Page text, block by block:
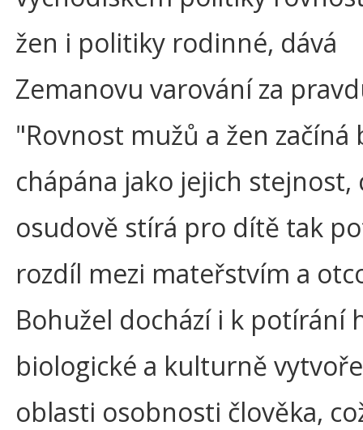
žen i politiky rodinné, dává
Zemanovu varování za
"Rovnost mužů a žen začíná
chápána jako jejich stejnost,
osudově stírá pro dítě tak
rozdíl mezi mateřstvím a
Bohužel dochází i k potírání
biologické a kulturně
oblasti osobnosti člověka,